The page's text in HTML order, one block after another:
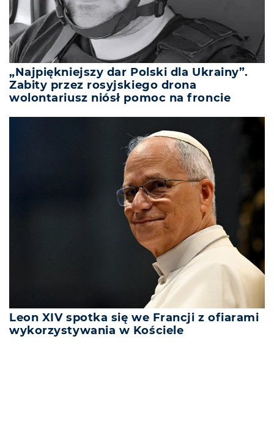
„Najpiękniejszy dar Polski dla Ukrainy”.
Zabity przez rosyjskiego drona
wolontariusz niósł pomoc na froncie
Leon XIV spotka się we Francji z ofiarami
wykorzystywania w Kościele